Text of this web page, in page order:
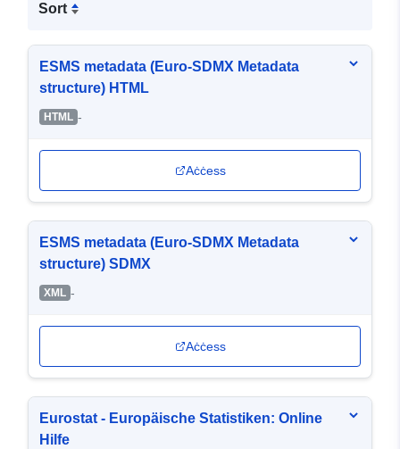
Sort
ESMS metadata (Euro-SDMX Metadata
structure) HTML
HTML -
Aċċess
ESMS metadata (Euro-SDMX Metadata
structure) SDMX
XML -
Aċċess
Eurostat - Europäische Statistiken: Online
Hilfe